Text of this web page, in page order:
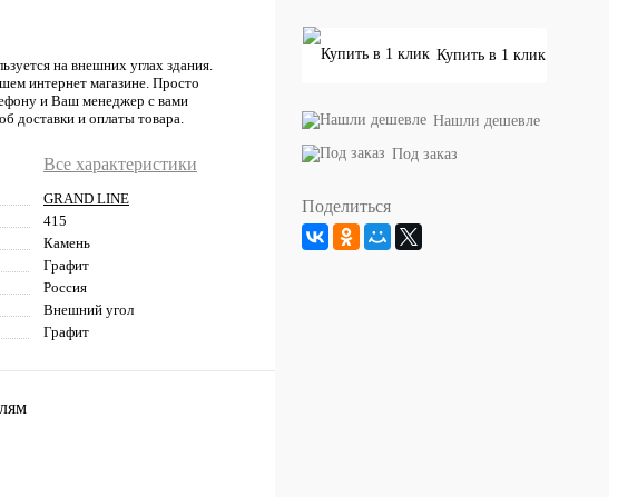
на внешних углах здания.
интернет магазине. Просто
и Ваш менеджер с вами
доставки и оплаты товара.
Все характеристики
GRAND LINE
415
Камень
Графит
Россия
Внешний угол
Графит
Купить в 1 клик
Нашли дешевле
Под заказ
Поделиться